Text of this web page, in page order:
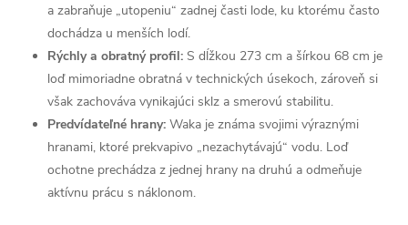
a zabraňuje „utopeniu“ zadnej časti lode, ku ktorému často
dochádza u menších lodí.
Rýchly a obratný profil: S dĺžkou 273 cm a šírkou 68 cm je
loď mimoriadne obratná v technických úsekoch, zároveň si
však zachováva vynikajúci sklz a smerovú stabilitu.
Predvídateľné hrany: Waka je známa svojimi výraznými
hranami, ktoré prekvapivo „nezachytávajú“ vodu. Loď
ochotne prechádza z jednej hrany na druhú a odmeňuje
aktívnu prácu s náklonom.